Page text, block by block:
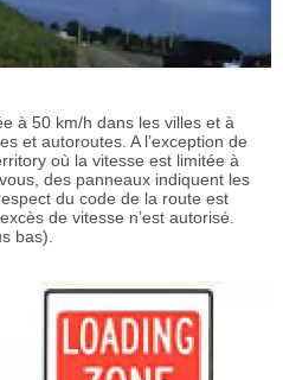
à 50 km/h dans les villes et à
et autoroutes. A l’exception de
où la vitesse est limitée à
des panneaux indiquent les
du code de la route est
de vitesse n’est autorisé.
bas).